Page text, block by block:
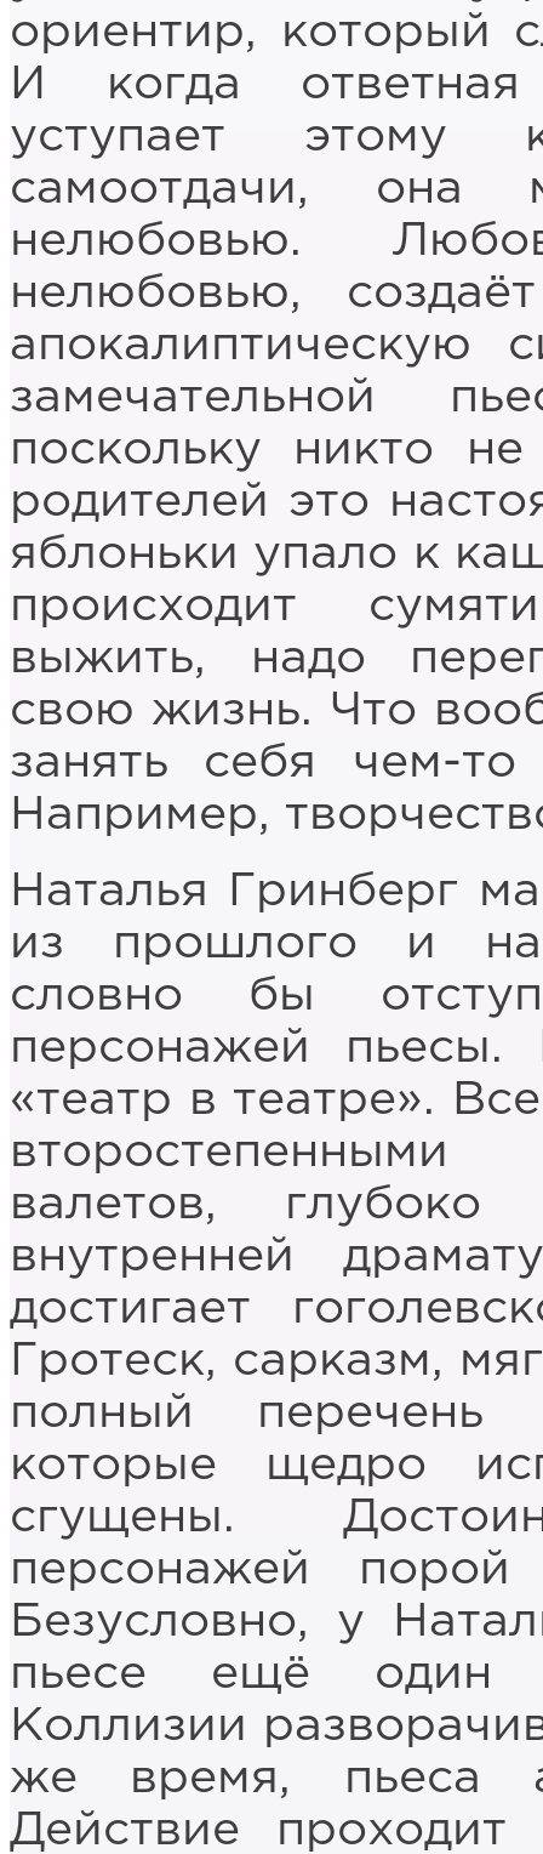
ориентир, который
И когда
уступает этому
самоотдачи, она
нелюбовью.
нелюбовью,
апокалиптическую
замечательной
поскольку никто
родителей это
яблоньки упало к
происходит
выжить, надо
свою жизнь. Что
занять себя чем-
Например,
Наталья Гринберг
из прошлого и
словно бы
персонажей
«театр в театре».
валетов,
внутренней
достигает
Гротеск, сарказм,
полный перечень
которые щедро
сгущены.
персонажей порой
Безусловно, у
пьесе ещё один
Коллизии
же время, пьеса
Действие